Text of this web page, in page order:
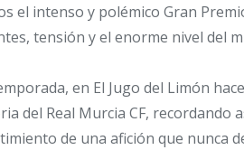
el intenso y polémico Gran
tensión y el enorme nivel del
en El Jugo del Limón
del Real Murcia CF, recordando
de una afición que nunca